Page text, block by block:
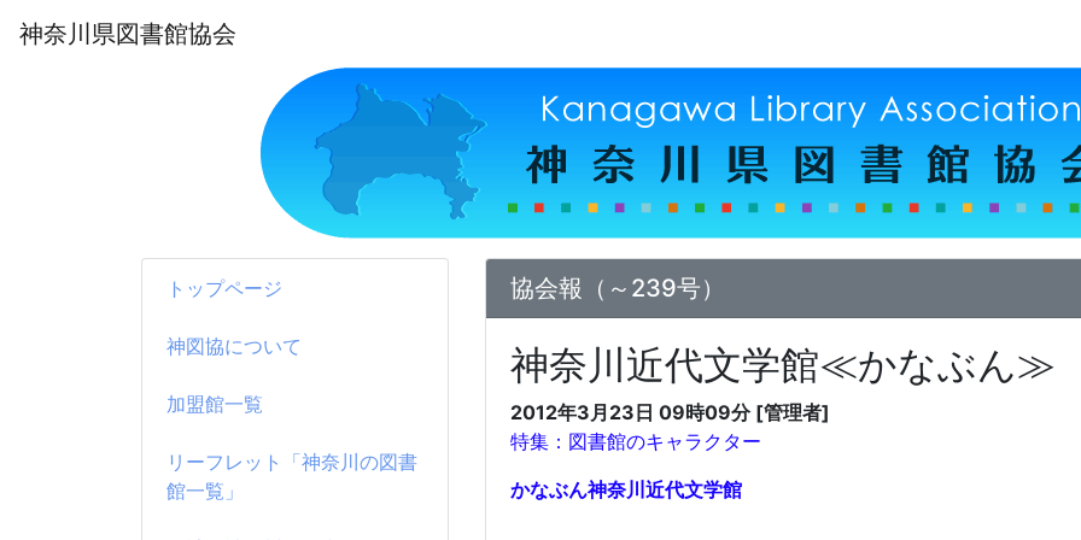
神奈川県図書館協会
トップページ
神図協について
加盟館一覧
リーフレット「神奈川の図書
館一覧」
協会報（～239号）
神奈川近代文学館≪かなぶん≫
2012年3月23日 09時09分 [管理者]
特集：図書館のキャラクター
かなぶん神奈川近代文学館